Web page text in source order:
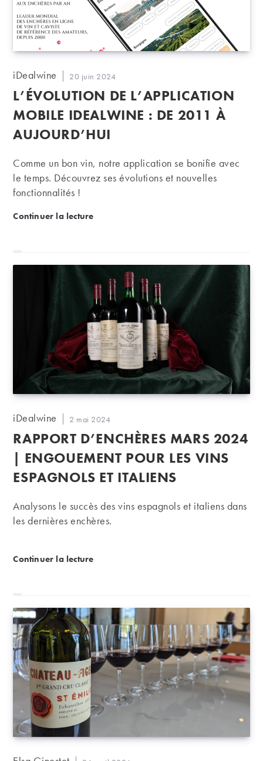
Auteur/autrice
la
publication :
iDealwine
Publication
publiée :
20 juin 2024
L’ÉVOLUTION DE L’APPLICATION
MOBILE IDEALWINE : DE 2011 À
AUJOURD’HUI
Comme un bon vin, notre application se bonifie avec
le temps. Découvrez ses évolutions et nouvelles
fonctionnalités !
Continuer la lectureL’évolution de l’application mobile iDealwine : de
Auteur/autrice
la
publication :
iDealwine
Publication
publiée :
2 mai 2024
RAPPORT D’ENCHÈRES MARS 2024
| ENGOUEMENT POUR LES VINS
ESPAGNOLS ET ITALIENS
Analysons le succès des vins espagnols et italiens dans
les dernières enchères.
Continuer la lectureRapport d’enchères mars 2024 | Engouement
Auteur/autrice